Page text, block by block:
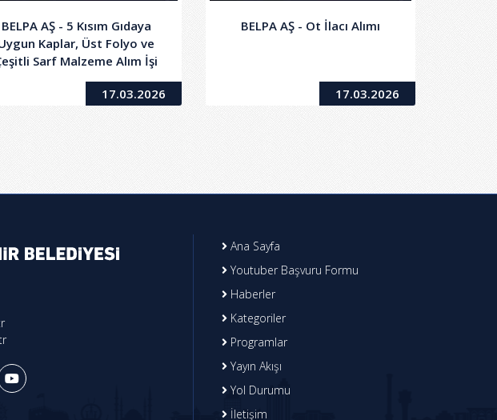
BELPA AŞ - 5 Kısım Gıdaya
Kaplar, Üst Folyo ve
Sarf Malzeme Alım İşi
17.03.2026
BELPA AŞ - Ot İlacı Alımı
17.03.2026
Ana Sayfa
Youtuber Başvuru Formu
Haberler
Kategoriler
Programlar
Yayın Akışı
Yol Durumu
İletişim